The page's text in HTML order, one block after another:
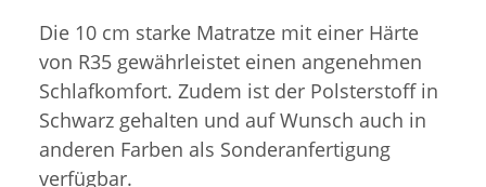
Die 10 cm starke Matratze mit einer Härte
von R35 gewährleistet einen angenehmen
Schlafkomfort. Zudem ist der Polsterstoff in
Schwarz gehalten und auf Wunsch auch in
anderen Farben als Sonderanfertigung
verfügbar.